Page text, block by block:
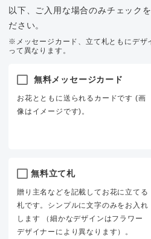
以下、ご入用な場合のみチェック
ださい。
※メッセージカード、立て札ともにデザ
って異なります。
無料メッセージカード
お花とともに送られるカードです (画
像はイメージです)。
無料立て札
贈り主名などを記載してお花に立てる
札です。シンプルに文字のみをお入れ
します （細かなデザインはフラワー
デザイナーにより異なります）。